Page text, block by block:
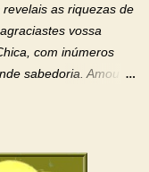
Eu reconheço,
dos meus ...
as riquezas de
vossa
com inúmeros
sabedoria. Amou a
do Espírito Santo.